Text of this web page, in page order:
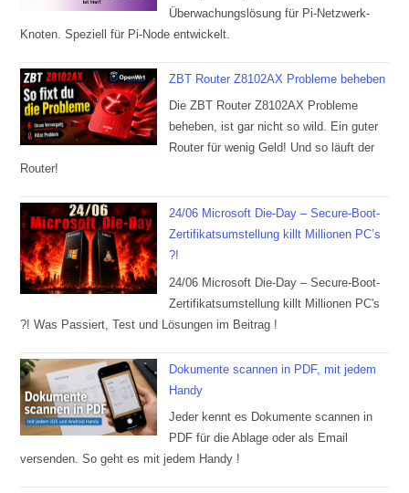
Überwachungslösung für Pi-Netzwerk-
Knoten. Speziell für Pi-Node entwickelt.
ZBT Router Z8102AX Probleme beheben
Die ZBT Router Z8102AX Probleme
beheben, ist gar nicht so wild. Ein guter
Router für wenig Geld! Und so läuft der
Router!
24/06 Microsoft Die-Day – Secure-Boot-
Zertifikatsumstellung killt Millionen PC’s
?!
24/06 Microsoft Die-Day – Secure-Boot-
Zertifikatsumstellung killt Millionen PC's
?! Was Passiert, Test und Lösungen im Beitrag !
Dokumente scannen in PDF, mit jedem
Handy
Jeder kennt es Dokumente scannen in
PDF für die Ablage oder als Email
versenden. So geht es mit jedem Handy !